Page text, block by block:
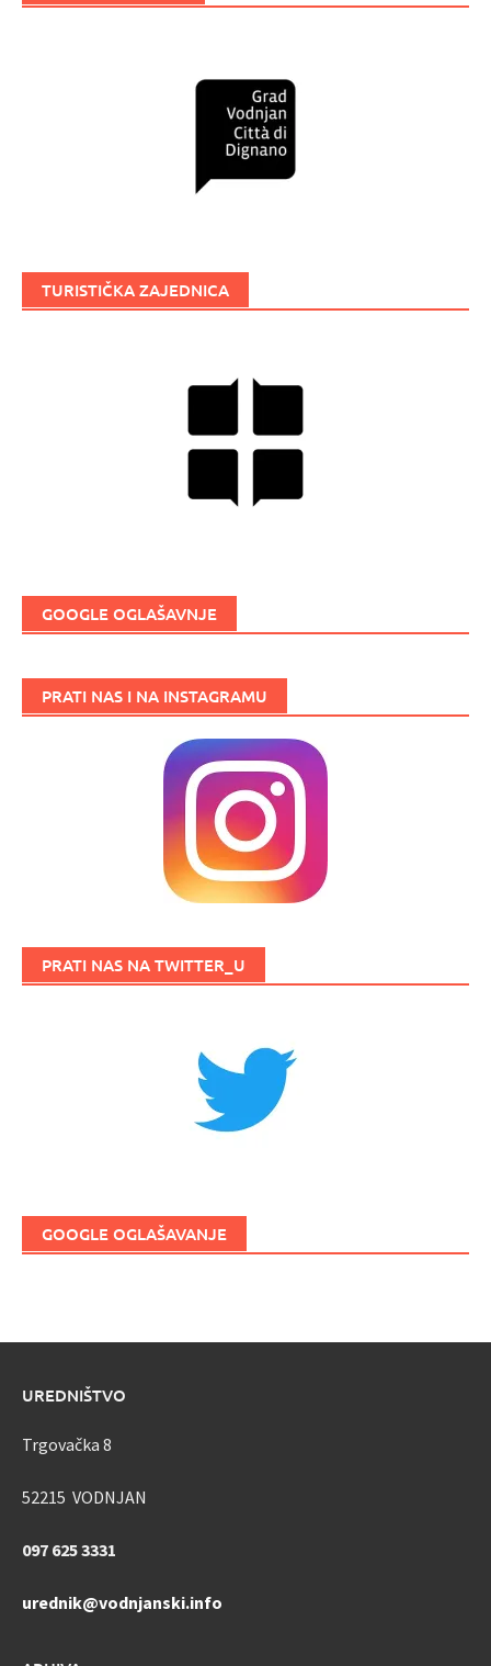
TURISTIČKA ZAJEDNICA
GOOGLE OGLAŠAVNJE
PRATI NAS I NA INSTAGRAMU
PRATI NAS NA TWITTER_U
GOOGLE OGLAŠAVANJE
UREDNIŠTVO
Trgovačka 8
52215 VODNJAN
097 625 3331
urednik@vodnjanski.info